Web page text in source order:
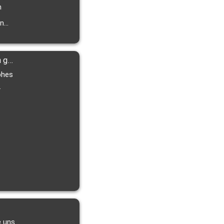
Frohe Weihnachten und einen guten Rutsch ins neue Jahr von pri-me Printservice Medienservice!
uns